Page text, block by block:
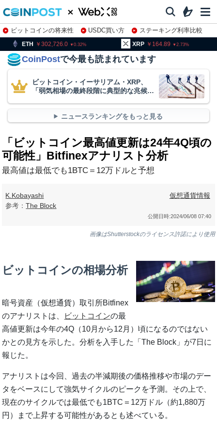
ビットコインの将来性 USDC買い方
ステーキング利率比較
株特集・関連銘柄
0.32 164.89 2.73
CoinPostで今最も読まれています
ビットコイン・イーサリアム・XRP、
「弱気相場の最終段階に典型的な兆候」
ニュースランキングをもっと見る
「ビットコイン最高値更新は24年4Q頃の
可能性」Bitfinexアナリスト分析
最高値は最低でも1BTC＝12万ドルと予想
K.Kobayashi
参考：The Block
仮想通貨情報
公開日時:2024/06/08 07:40
画像はShutterstockのライセンス許諾により使用
ビットコインの相場分析
暗号資産（仮想通貨）取引所Bitfinex
のアナリストは、
ビットコインの最
高値更新は今年の4Q（10月から12月）頃になるのではない
かとの見方を示した。分析を入手した「The Block」が7日に
報じた。
アナリストは今回、過去の半減期後の価格推移や市場のデー
タをベースにして強気サイクルのピークを予測。その上で、
現在のサイクルでは最低でも1BTC＝12万ドル（約1,880万
円）まで上昇する可能性があるとも述べている。